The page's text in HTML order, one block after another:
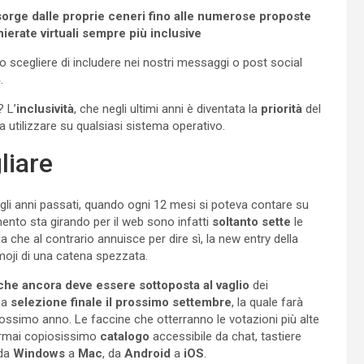
dalle proprie ceneri fino alle numerose proposte
virtuali sempre più inclusive
scegliere di includere nei nostri messaggi o post social
inclusività, che negli ultimi anni è diventata la priorità del
utilizzare su qualsiasi sistema operativo.
anni passati, quando ogni 12 mesi si poteva contare su
sta girando per il web sono infatti soltanto sette le
al contrario annuisce per dire sì, la new entry della
di una catena spezzata.
ancora deve essere sottoposta al vaglio dei
selezione finale il prossimo settembre, la quale farà
anno. Le faccine che otterranno le votazioni più alte
copiosissimo catalogo accessibile da chat, tastiere
Windows a Mac, da Android a iOS